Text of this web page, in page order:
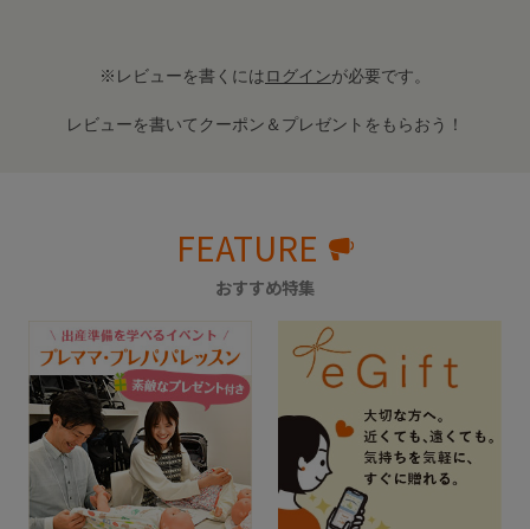
※レビューを書くにはログインが必要です。
レビューを書いてクーポン＆プレゼントをもらおう！
FEATURE
おすすめ特集